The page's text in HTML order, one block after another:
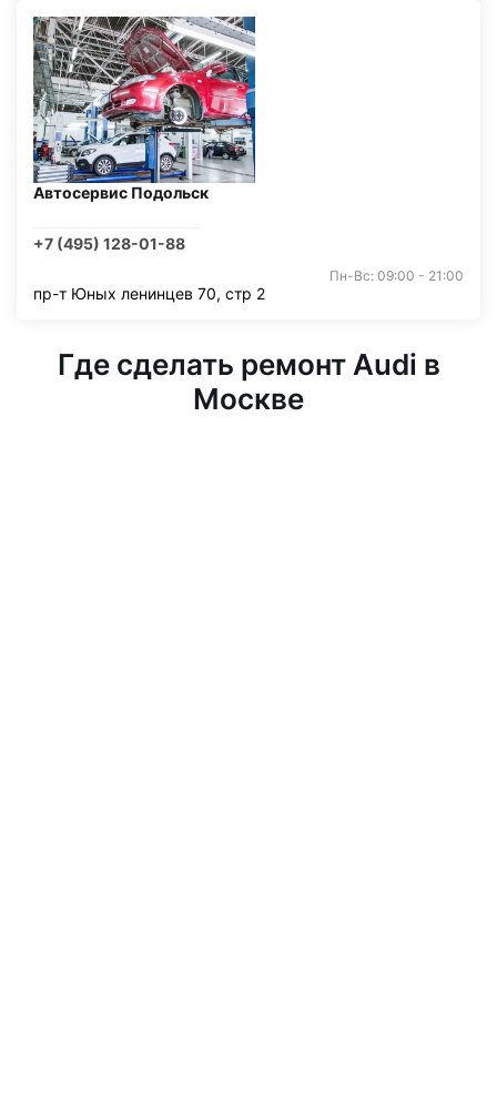
Автосервис Подольск
+7 (495) 128-01-88
Пн-Вс: 09:00 - 21:00
пр-т Юных ленинцев 70, стр 2
Где сделать ремонт Audi в
Москве